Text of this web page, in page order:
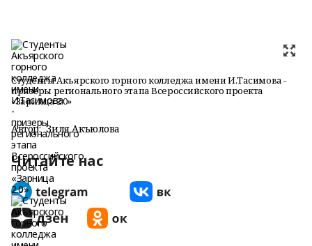
Студенты Акъярского горного колледжа имени И.Тасимова -
призеры регионального этапа Всероссийского проекта
«Зарница 2.0»
Автор: Зиля Акъюлова
Читайте нас